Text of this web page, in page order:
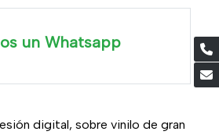
un Whatsapp
digital, sobre vinilo de gran